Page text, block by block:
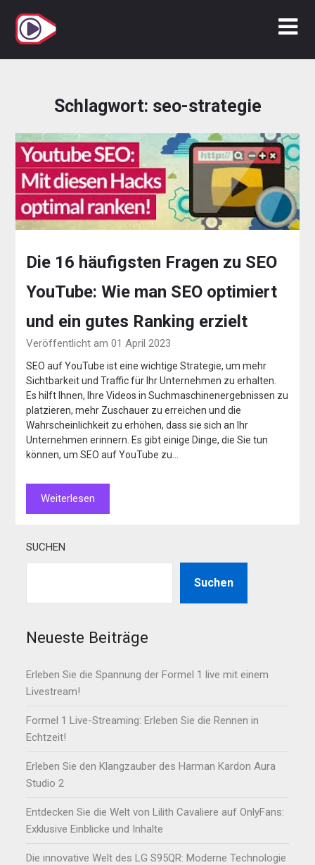
Inhalt
springen
Schlagwort: seo-strategie
Die 16 häufigsten Fragen zu SEO
YouTube: Wie man SEO optimiert
und ein gutes Ranking erzielt
Veröffentlicht am 01 April 2023
SEO auf YouTube ist eine wichtige Strategie, um mehr
Sichtbarkeit und Traffic für Ihr Unternehmen zu erhalten.
Es hilft Ihnen, Ihre Videos in Suchmaschinenergebnissen zu
platzieren, mehr Zuschauer zu erreichen und die
Wahrscheinlichkeit zu erhöhen, dass sie sich an Ihr
Unternehmen erinnern. Es gibt einige Dinge, die Sie tun
können, um SEO auf YouTube zu…
Weiterlesen
SUCHEN
Suchen
Neueste Beiträge
Erleben Sie die Spannung der Formel 1 live mit einem
Livestream!
Formel 1 Live-Streaming: Erleben Sie die Rennen in
Echtzeit!
Erleben Sie den Klangzauber des Harman Kardon Aura
Studio 2
Entdecken Sie die Welt von Lilith Cavaliere auf OnlyFans:
Exklusive Einblicke und Inhalte
Die innovative Welt des LG S95QR: Moderne Technologie